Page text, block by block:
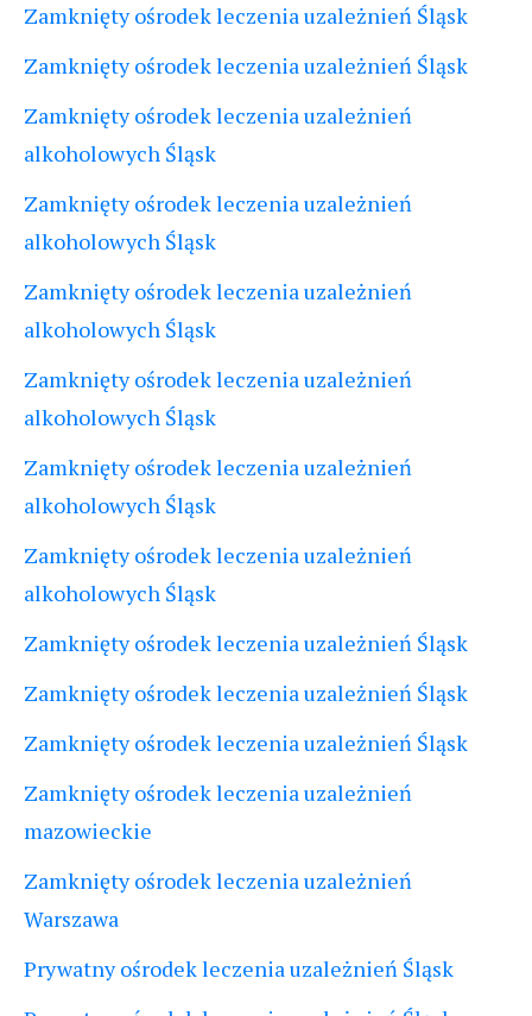
Zamknięty ośrodek leczenia uzależnień Śląsk
Zamknięty ośrodek leczenia uzależnień Śląsk
Zamknięty ośrodek leczenia uzależnień
alkoholowych Śląsk
Zamknięty ośrodek leczenia uzależnień
alkoholowych Śląsk
Zamknięty ośrodek leczenia uzależnień
alkoholowych Śląsk
Zamknięty ośrodek leczenia uzależnień
alkoholowych Śląsk
Zamknięty ośrodek leczenia uzależnień
alkoholowych Śląsk
Zamknięty ośrodek leczenia uzależnień
alkoholowych Śląsk
Zamknięty ośrodek leczenia uzależnień Śląsk
Zamknięty ośrodek leczenia uzależnień Śląsk
Zamknięty ośrodek leczenia uzależnień Śląsk
Zamknięty ośrodek leczenia uzależnień
mazowieckie
Zamknięty ośrodek leczenia uzależnień
Warszawa
Prywatny ośrodek leczenia uzależnień Śląsk